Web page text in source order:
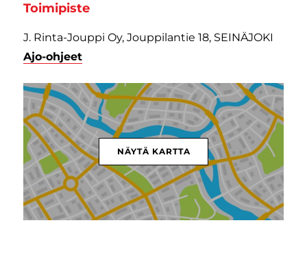
Toimipiste
J. Rinta-Jouppi Oy, Jouppilantie 18, SEINÄJOKI
Ajo-ohjeet
NÄYTÄ KARTTA